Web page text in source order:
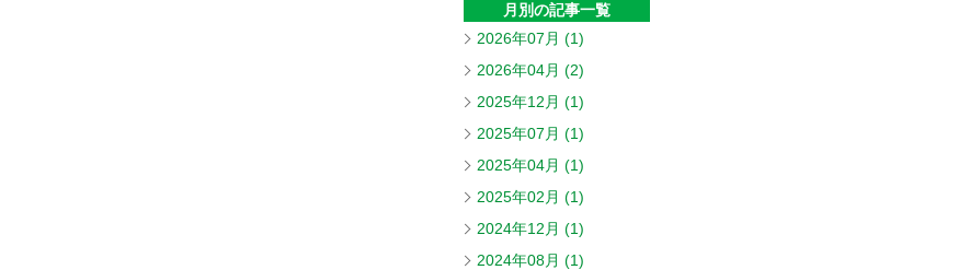
月別の記事一覧
2026年07月 (1)
2026年04月 (2)
2025年12月 (1)
2025年07月 (1)
2025年04月 (1)
2025年02月 (1)
2024年12月 (1)
2024年08月 (1)